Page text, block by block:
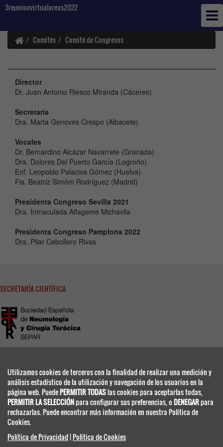
3reunionvirtualareas2022
Comités Comité de Congresos
Director
Dr. Juan Antonio Riesco Miranda (Cáceres)
Secretaria
Dra. Marta Genovés Crespo (Albacete)
Vocales
Dr. Bernardino Alcázar Navarrete (Granada)
Dra. Dolores Del Puerto García (Logroño)
Enf. Leopoldo Palacios Gómez (Huelva)
Fis. Beatriz Simóm Rodríguez (Madrid)
Presidenta Congreso Sevilla 2021
Dra. Inmaculada Alfageme Michavila
Presidenta Congreso Pamplona 2022
Dra. Pilar Cebollero Rivas
SECRETARÍA CIENTÍFICA
PROVENÇA, 108, BAJOS 2ª
08029 BARCELONA - ESPAÑA
www.separ.es
SECRETARIA TÉCNICA
Utilizamos cookies de terceros con la finalidad de realizar una medición y
análisis estadístico de la utilización y navegación de los usuarios en la
página web. PuedePERMITIR TODASlas cookies para aceptarlas todas,
PERMITIR LA SELECCIÓNpara configurar sus preferencias, o DENEGARpara
rechazarlas. Puede encontrar más información en nuestra Política de
Cookies.
Política de Privacidad|Politica de Cookies